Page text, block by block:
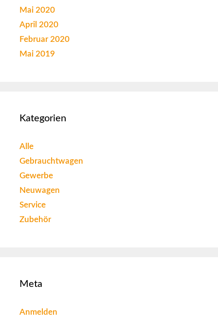
Mai 2020
April 2020
Februar 2020
Mai 2019
Kategorien
Alle
Gebrauchtwagen
Gewerbe
Neuwagen
Service
Zubehör
Meta
Anmelden